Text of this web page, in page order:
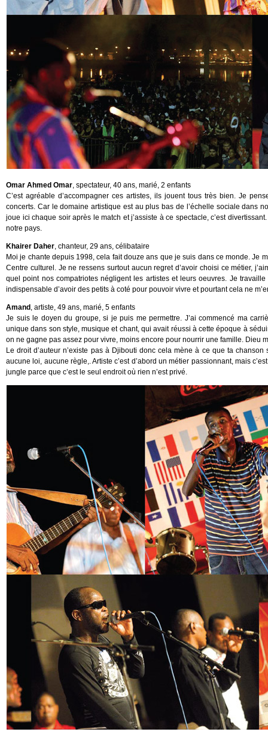
Omar Ahmed Omar, spectateur, 40 ans, marié, 2 enfants
C’est agréable d’accompagner ces artistes, ils jouent tous très bien. Je
concerts. Car le domaine artistique est au plus bas de l’échelle sociale dans
joue ici chaque soir après le match et j’assiste à ce spectacle, c’est
notre pays.
Khairer Daher, chanteur, 29 ans, célibataire
Moi je chante depuis 1998, cela fait douze ans que je suis dans ce monde. Je
Centre culturel. Je ne ressens surtout aucun regret d’avoir choisi ce métier,
quel point nos compatriotes négligent les artistes et leurs oeuvres. Je
indispensable d’avoir des petits à coté pour pouvoir vivre et pourtant cela ne
Amand , artiste, 49 ans, marié, 5 enfants
Je suis le doyen du groupe, si je puis me permettre. J’ai commencé ma
unique dans son style, musique et chant, qui avait réussi à cette époque à
on ne gagne pas assez pour vivre, moins encore pour nourrir une famille. Dieu
Le droit d’auteur n’existe pas à Djibouti donc cela mène à ce que ta
aucune loi, aucune règle,. Artiste c’est d’abord un métier passionnant, mais
jungle parce que c’est le seul endroit où rien n’est privé.